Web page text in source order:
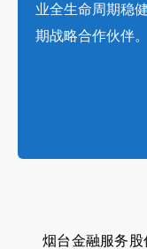
业全生命周期稳
期战略合作伙伴。
烟台金融服务